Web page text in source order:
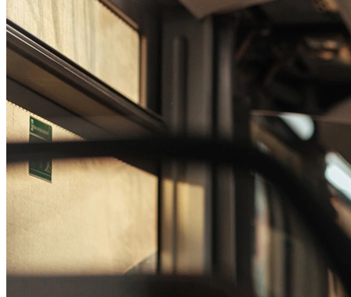
Passo 1/2
Institucional
Compromisso com o Meio Ambiente
Governança Corporativa
Ouvidoria
Política de Privacidade